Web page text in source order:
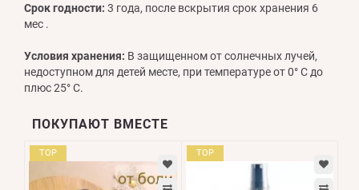
Срок годности: 3 года, после вскрытия срок хранения 6
мес .
Условия хранения: В защищенном от солнечных лучей,
недоступном для детей месте, при температуре от 0° С до
плюс 25° С.
ПОКУПАЮТ ВМЕСТЕ
TOP TOP